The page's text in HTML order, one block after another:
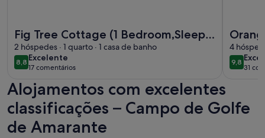
Fig Tree Cottage (1 Bedroom,Sleeps
2)
2 hóspedes · 1 quarto · 1 casa de banho
8,88,8 de 10
Excelente
excelente
17 comentários
(17
comentários)
4
9,89,8 de
31
(31
Alojamentos com excelentes
classificações – Campo de Golfe
de Amarante